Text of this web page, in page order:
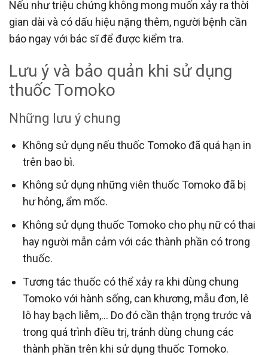
Nếu như triệu chứng không mong muốn xảy ra thời
gian dài và có dấu hiệu nặng thêm, người bệnh cần
báo ngay với bác sĩ để được kiểm tra.
Lưu ý và bảo quản khi sử dụng
thuốc Tomoko
Những lưu ý chung
Không sử dụng nếu thuốc Tomoko đã quá hạn in
trên bao bì.
Không sử dụng những viên thuốc Tomoko đã bị
hư hỏng, ẩm mốc.
Không sử dụng thuốc Tomoko cho phụ nữ có thai
hay người mẫn cảm với các thành phần có trong
thuốc.
Tương tác thuốc có thể xảy ra khi dùng chung
Tomoko với hành sống, can khương, mẫu đơn, lê
lô hay bạch liễm,… Do đó cần thận trọng trước và
trong quá trình điều trị, tránh dùng chung các
thành phần trên khi sử dụng thuốc Tomoko.